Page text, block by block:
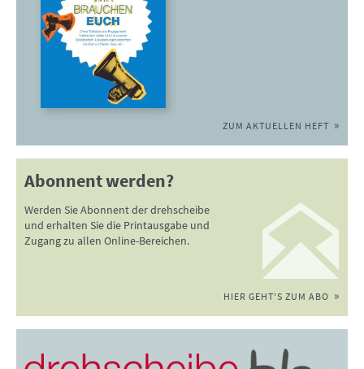
ZUM AKTUELLEN HEFT
Abonnent werden?
Werden Sie Abonnent der drehscheibe
und erhalten Sie die Printausgabe und
Zugang zu allen Online-Bereichen.
HIER GEHT'S ZUM ABO